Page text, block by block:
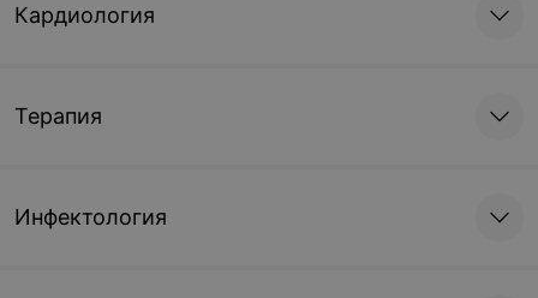
Кардиология
Терапия
Инфектология